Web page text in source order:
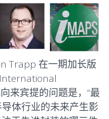
Trapp 在一期加长版
来宾提的问题是，“最
体行业的未来产生影